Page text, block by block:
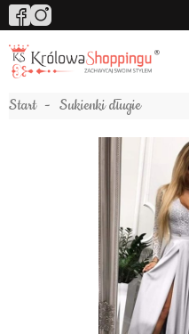
Start Sukienki długie